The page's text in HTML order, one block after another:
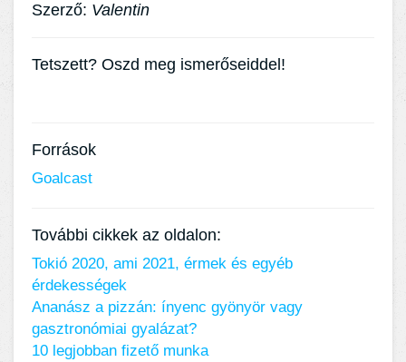
Szerző: Valentin
Tetszett? Oszd meg ismerőseiddel!
Források
Goalcast
További cikkek az oldalon:
Tokió 2020, ami 2021, érmek és egyéb
érdekességek
Ananász a pizzán: ínyenc gyönyör vagy
gasztronómiai gyalázat?
10 legjobban fizető munka